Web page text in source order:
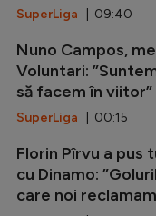
SuperLiga | 09:40
Nuno Campos,
Voluntari:
să facem în viitor”
SuperLiga | 00:15
Florin Pîrvu a pus
cu Dinamo:
care noi